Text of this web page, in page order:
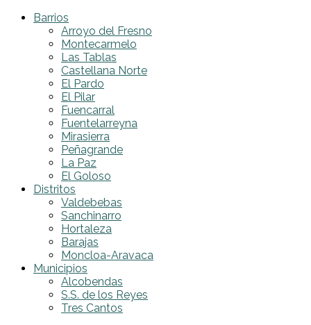
Barrios
Arroyo del Fresno
Montecarmelo
Las Tablas
Castellana Norte
El Pardo
El Pilar
Fuencarral
Fuentelarreyna
Mirasierra
Peñagrande
La Paz
El Goloso
Distritos
Valdebebas
Sanchinarro
Hortaleza
Barajas
Moncloa-Aravaca
Municipios
Alcobendas
S.S. de los Reyes
Tres Cantos